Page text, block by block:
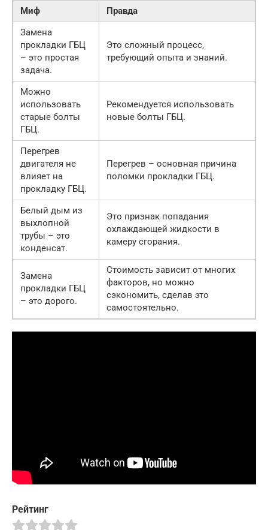
Миф
Правда
Замена
прокладки ГБЦ
– это простая
задача.
Это сложный процесс,
требующий опыта и знаний.
Можно
использовать
старые болты
ГБЦ.
Рекомендуется использовать
новые болты ГБЦ.
Перегрев
двигателя не
влияет на
прокладку ГБЦ.
Перегрев – основная причина
поломки прокладки ГБЦ.
Белый дым из
выхлопной
трубы – это
конденсат.
Это признак попадания
охлаждающей жидкости в
камеру сгорания.
Замена
прокладки ГБЦ
– это дорого.
Стоимость зависит от многих
факторов, но можно
сэкономить, сделав это
самостоятельно.
Рейтинг